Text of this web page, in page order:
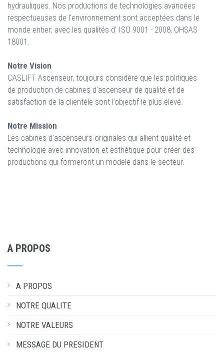
hydrauliques. Nos productions de technologies avancées
respectueuses de l'environnement sont acceptées dans le
monde entier; avec les qualités d’ ISO 9001 - 2008, OHSAS
18001.
Notre Vision
CASLIFT Ascenseur, toujours considère que les politiques
de production de cabines d’ascenseur de qualité et de
satisfaction de la clientèle sont l’objectif le plus élevé.
Notre Mission
Les cabines d’ascenseurs originales qui allient qualité et
technologie avec innovation et esthétique pour créer des
productions qui formeront un modele dans le secteur.
A PROPOS
A PROPOS
NOTRE QUALITE
NOTRE VALEURS
MESSAGE DU PRESIDENT